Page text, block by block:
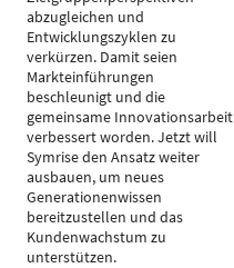
abzugleichen und
Entwicklungszyklen zu
verkürzen. Damit seien
Markteinführungen
beschleunigt und die
gemeinsame Innovationsarbeit
verbessert worden. Jetzt will
Symrise den Ansatz weiter
ausbauen, um neues
Generationenwissen
bereitzustellen und das
Kundenwachstum zu
unterstützen.